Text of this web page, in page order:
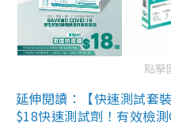
點擊
延伸閱讀：【快速測試套
$18快速測試劑！有效檢